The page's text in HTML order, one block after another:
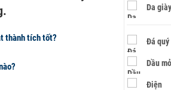
thành tích tốt?
Da giày
Đá quý
Dầu mỏ
Điện